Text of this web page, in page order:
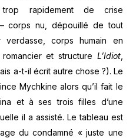
rapidement de crise
corps nu, dépouillé de tout
verdasse, corps humain en
et structure L’Idiot,
a-t-il écrit autre chose ?). Le
Mychkine alors qu’il fait le
et à ses trois filles d’une
il a assisté. Le tableau est
du condamné « juste une